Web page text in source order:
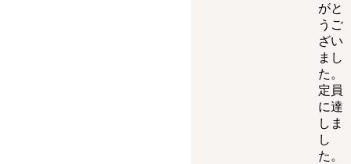
がと
うご
ざい
まし
た。
定員
に達
しま
し
た。